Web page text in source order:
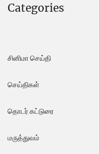
Categories
சினிமா செய்தி
செய்திகள்
தொடர் கட்டுரை
மருத்துவம்